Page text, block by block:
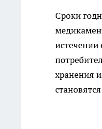
Сроки
истечении
хранения